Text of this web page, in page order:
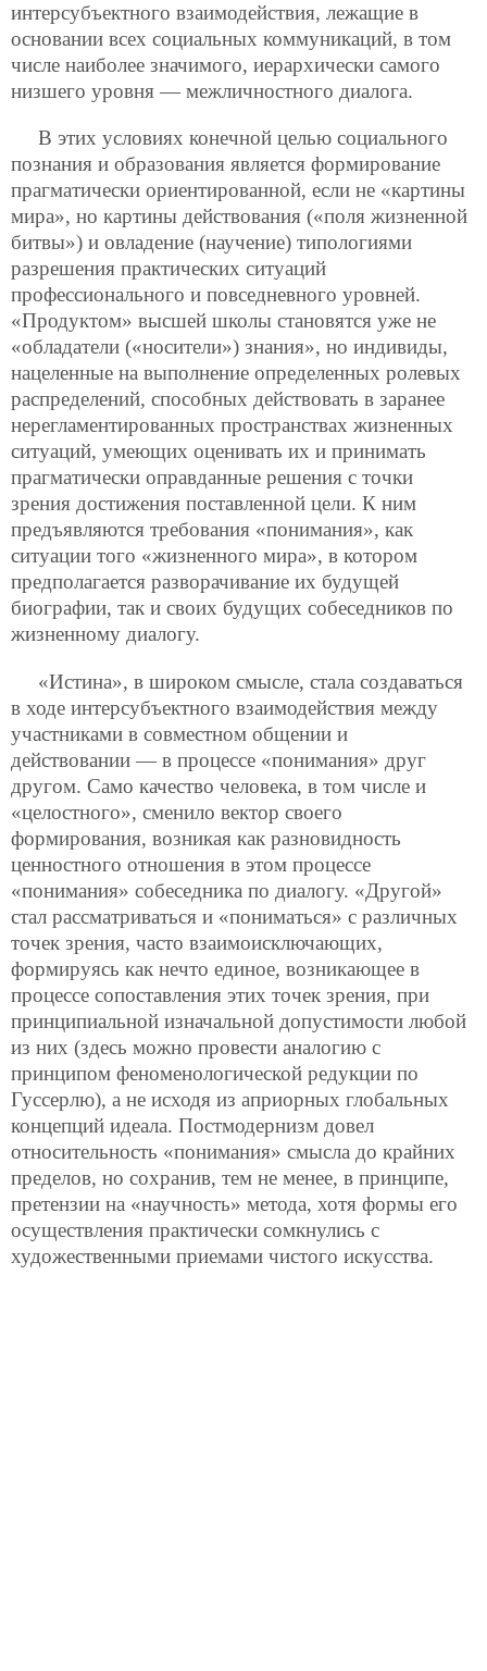
интерсубъектного взаимодействия, лежащие в
основании всех социальных коммуникаций, в том
числе наиболее значимого, иерархически самого
низшего уровня — межличностного диалога.
В этих условиях конечной целью социального
познания и образования является формирование
прагматически ориентированной, если не «картины
мира», но картины действования («поля жизненной
битвы») и овладение (научение) типологиями
разрешения практических ситуаций
профессионального и повседневного уровней.
«Продуктом» высшей школы становятся уже не
«обладатели («носители») знания», но индивиды,
нацеленные на выполнение определенных ролевых
распределений, способных действовать в заранее
нерегламентированных пространствах жизненных
ситуаций, умеющих оценивать их и принимать
прагматически оправданные решения с точки
зрения достижения поставленной цели. К ним
предъявляются требования «понимания», как
ситуации того «жизненного мира», в котором
предполагается разворачивание их будущей
биографии, так и своих будущих собеседников по
жизненному диалогу.
«Истина», в широком смысле, стала создаваться
в ходе интерсубъектного взаимодействия между
участниками в совместном общении и
действовании — в процессе «понимания» друг
другом. Само качество человека, в том числе и
«целостного», сменило вектор своего
формирования, возникая как разновидность
ценностного отношения в этом процессе
«понимания» собеседника по диалогу. «Другой»
стал рассматриваться и «пониматься» с различных
точек зрения, часто взаимоисключающих,
формируясь как нечто единое, возникающее в
процессе сопоставления этих точек зрения, при
принципиальной изначальной допустимости любой
из них (здесь можно провести аналогию с
принципом феноменологической редукции по
Гуссерлю), а не исходя из априорных глобальных
концепций идеала. Постмодернизм довел
относительность «понимания» смысла до крайних
пределов, но сохранив, тем не менее, в принципе,
претензии на «научность» метода, хотя формы его
осуществления практически сомкнулись с
художественными приемами чистого искусства.